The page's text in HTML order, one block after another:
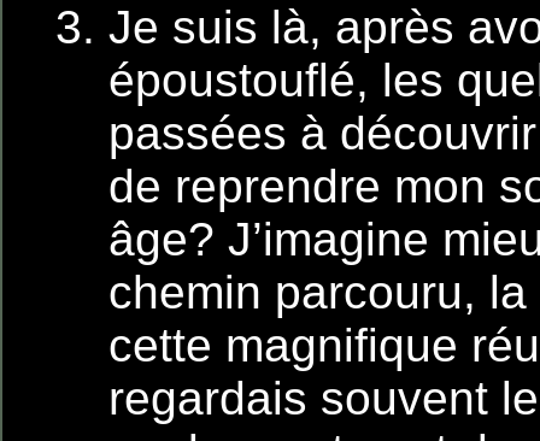
Je suis là, après
époustouflé, les
passées à
de reprendre mon
âge? J’imagine
chemin parcouru,
cette magnifique
regardais souvent